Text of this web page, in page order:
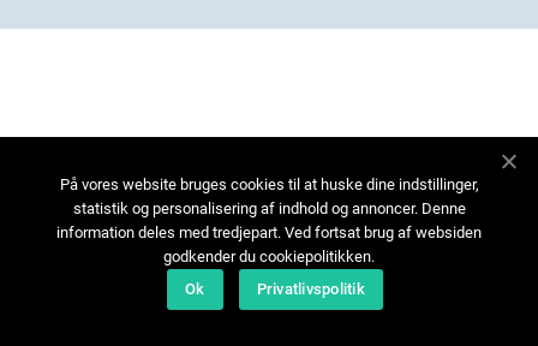
På vores website bruges cookies til at huske dine indstillinger,
statistik og personalisering af indhold og annoncer. Denne
information deles med tredjepart. Ved fortsat brug af websiden
godkender du cookiepolitikken.
Ok
Privatlivspolitik